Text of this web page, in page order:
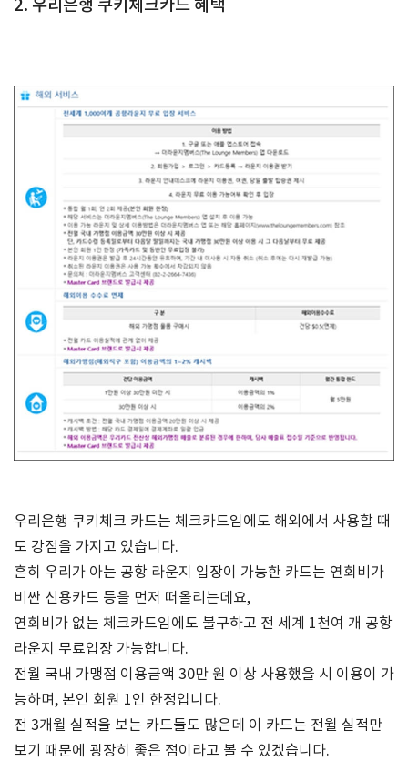
2. 우리은행 쿠키체크카드 혜택
우리은행 쿠키체크 카드는 체크카드임에도 해외에서 사용할 때
도 강점을 가지고 있습니다.
흔히 우리가 아는 공항 라운지 입장이 가능한 카드는 연회비가
비싼 신용카드 등을 먼저 떠올리는데요,
연회비가 없는 체크카드임에도 불구하고 전 세계 1천여 개 공항
라운지 무료입장 가능합니다.
전월 국내 가맹점 이용금액 30만 원 이상 사용했을 시 이용이 가
능하며, 본인 회원 1인 한정입니다.
전 3개월 실적을 보는 카드들도 많은데 이 카드는 전월 실적만
보기 때문에 굉장히 좋은 점이라고 볼 수 있겠습니다.